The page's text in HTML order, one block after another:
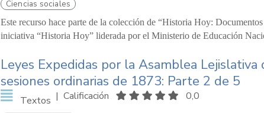
Ciencias sociales
Este recurso hace parte de la colección de “Historia Hoy:
iniciativa “Historia Hoy” liderada por el Ministerio de Educación
Leyes Expedidas por la Asamblea
sesiones ordinarias de 1873: Parte 2 de 5
Textos | Calificación 0,0